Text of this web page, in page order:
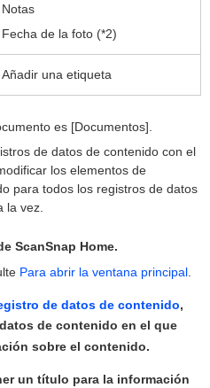
Notas
Fecha de la foto (*2)
Añadir una etiqueta
es [Documentos].
de datos de contenido con el
los elementos de
para todos los registros de datos
la vez.
ScanSnap Home.
Para abrir la ventana principal
de datos de contenido,
de contenido en el que
sobre el contenido.
un título para la información